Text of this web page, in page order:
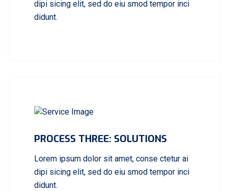
dipi sicing elit, sed do eiu smod tempor inci
didunt.
PROCESS THREE: SOLUTIONS
Lorem ipsum dolor sit amet, conse ctetur ai
dipi sicing elit, sed do eiu smod tempor inci
didunt.